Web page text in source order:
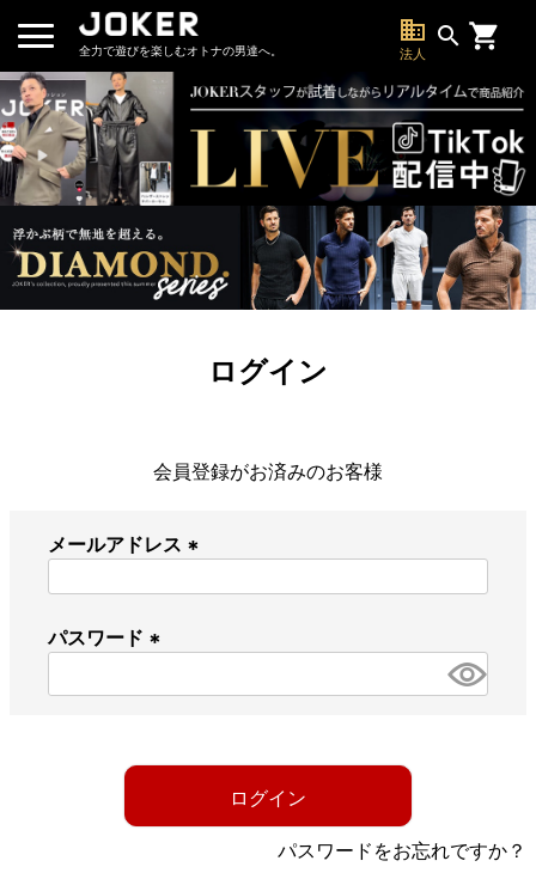
全力で遊びを楽しむオトナの男達へ。
business
法人
search
ログイン
会員登録がお済みのお客様
メールアドレス
パスワード
必
ログイン
パスワードをお忘れですか？